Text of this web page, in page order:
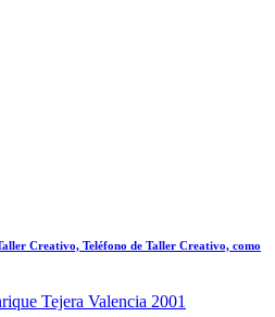
Creativo, Teléfono de Taller Creativo, como
Tejera Valencia 2001